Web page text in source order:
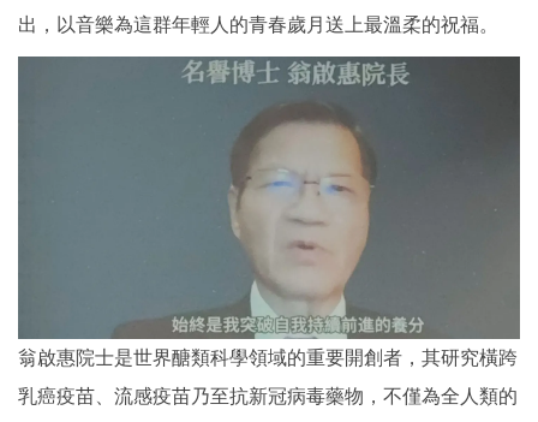
出，以音樂為這群年輕人的青春歲月送上最溫柔的祝福。
翁啟惠院士是世界醣類科學領域的重要開創者，其研究橫跨
乳癌疫苗、流感疫苗乃至抗新冠病毒藥物，不僅為全人類的